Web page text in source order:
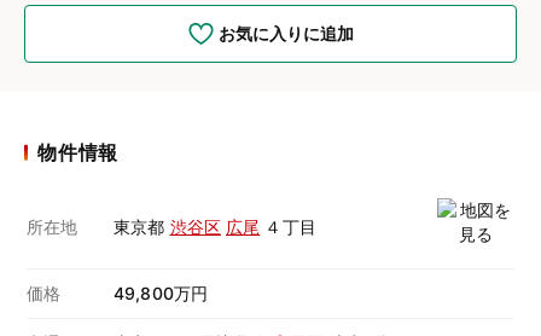
お気に入りに追加
物件情報
所在地 東京都 渋谷区 広尾 ４丁目
価格 49,800万円